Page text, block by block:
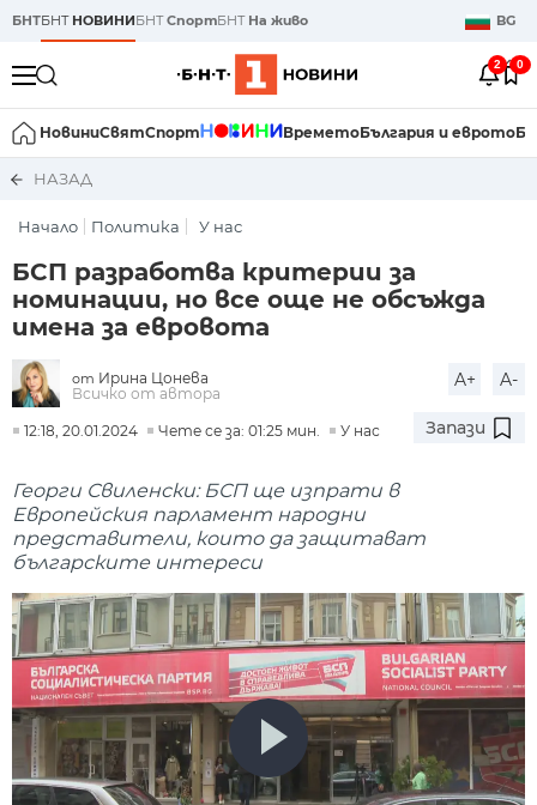
БНТБНТ НОВИНИБНТСпортБНТ На живо BG
2 0
НовиниСвятСпорт ВреметоБългария и еврото
НАЗАД
Начало Политика У нас
БСП разработва критерии за
номинации, но все още не обсъжда
имена за евровота
от Ирина Цонева
Всичко от автора
A+ A-
12:18, 20.01.2024 Чете се за: 01:25 мин. У нас Запази
Георги Свиленски: БСП ще изпрати в
Европейския парламент народни
представители, които да защитават
българските интереси